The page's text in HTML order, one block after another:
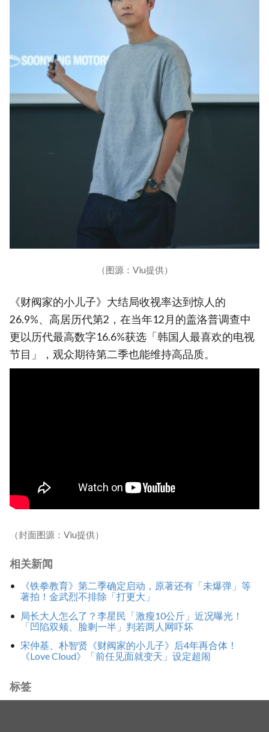
（图源：Viu提供）
《财阀家的小儿子》大结局收视率达到惊人的
26.9%、高居历代第2，在当年12月的盖洛普调查中
更以历代最高数字16.6%获选「韩国人最喜欢的电视
节目」，观众期待第二季也能维持高品质。
（封面图源：Viu提供）
相关新闻
《铁拳教育》第二季确定启动，原著还有「未爆弹」等
著拍！金武烈不排除「打更大」
局长大人怎么了？李星民「激瘦10公斤」近况曝光！
「凹陷双颊、脸剩一半」判若两人网吓坏
宋仲基、朴智贤《财阀家的小儿子》后4年再合体！
《Love Cloud》「前任见面就变天」设定超闹
标签